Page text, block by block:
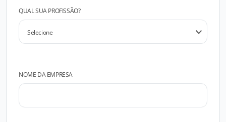
QUAL SUA PROFISSÃO?
NOME DA EMPRESA